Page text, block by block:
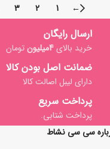
←
1
2
3
ارسال رایگان
خرید بالای4میلیون تومان
ضمانت اصل بودن کالا
دارای لیبل اصالت کالا
پرداخت سریع
پرداخت شتابی.
سی سی نشاط